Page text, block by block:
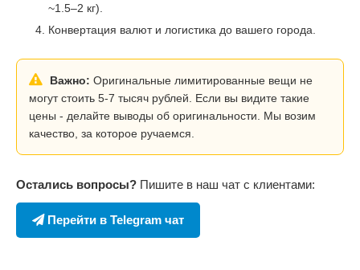
~1.5–2 кг).
Конвертация валют и логистика до вашего города.
Важно: Оригинальные лимитированные вещи не
могут стоить 5-7 тысяч рублей. Если вы видите такие
цены - делайте выводы об оригинальности. Мы возим
качество, за которое ручаемся.
Остались вопросы? Пишите в наш чат с клиентами:
Перейти в Telegram чат